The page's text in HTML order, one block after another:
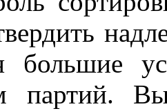
большие
партий.